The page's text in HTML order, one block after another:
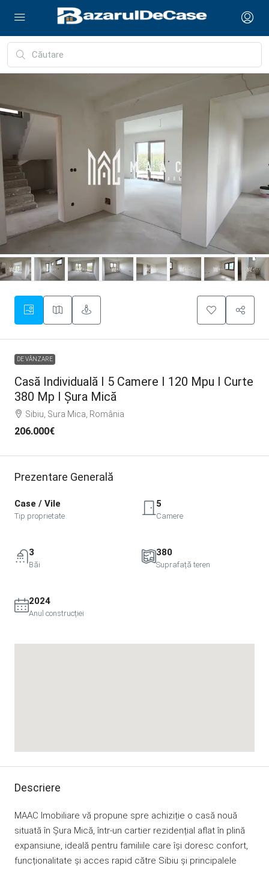
DE VÂNZARE
Casă Individuală I 5 Camere I 120 Mpu I Curte
380 Mp I Șura Mică
Sibiu, Sura Mica, România
206.000€
Prezentare Generală
Case / Vile
Tip proprietate
5
Camere
3
Băi
380
Suprafață teren
2024
Anul construcției
Descriere
MAAC Imobiliare vă propune spre achiziție o casă nouă
situată în Șura Mică, într-un cartier rezidențial aflat în plină
expansiune, ideală pentru familiile care își doresc confort,
funcționalitate și acces rapid către Sibiu și principalele